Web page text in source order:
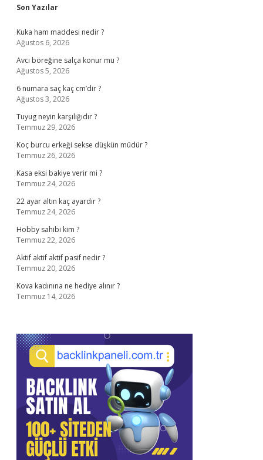
Sidebar
Son Yazılar
Kuka ham maddesi nedir ?
Ağustos 6, 2026
Avcı böreğine salça konur mu ?
Ağustos 5, 2026
6 numara saç kaç cm’dir ?
Ağustos 3, 2026
Tuyug neyin karşılığıdır ?
Temmuz 29, 2026
Koç burcu erkeği sekse düşkün müdür ?
Temmuz 26, 2026
Kasa eksi bakiye verir mi ?
Temmuz 24, 2026
22 ayar altın kaç ayardır ?
Temmuz 24, 2026
Hobby sahibi kim ?
Temmuz 22, 2026
Aktif aktif aktif pasif nedir ?
Temmuz 20, 2026
Kova kadınına ne hediye alınır ?
Temmuz 14, 2026